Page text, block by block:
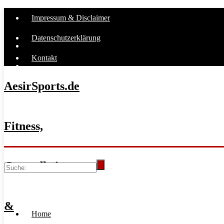
Impressum & Disclaimer
Datenschutzerklärung
Kontakt
AesirSports.de
Fitness,
Gesundheit
&
Home